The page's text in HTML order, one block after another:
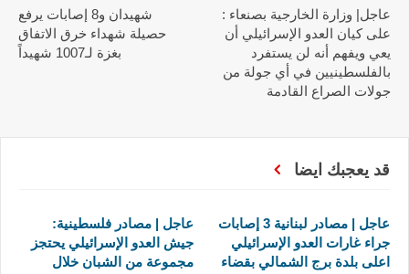
عاجل| وزارة الخارجية بصنعاء :
على كيان العدو الإسرائيلي أن
يعي ويفهم أنه لن يستفرد
بالفلسطينيين في أي جولة من
جولات الصراع القادمة
شهيدان و8 إصابات يرفع
حصيلة شهداء خرق الاتفاق
بغزة لـ1007 شهيداً
قد يعجبك ايضا
عاجل | مصادر لبنانية 3 إصابات
جراء غارات العدو الإسرائيلي
اعلى بلدة برج الشمالي بقضاء
عاجل | مصادر فلسطينية:
جيش العدو الإسرائيلي يحتجز
مجموعة من الشبان خلال